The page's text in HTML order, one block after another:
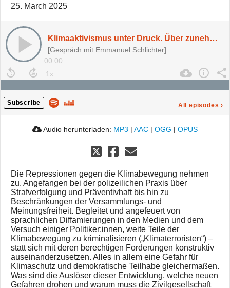
25. March 2025
Klimaaktivismus unter Druck. Über zunehmende Repressionen gegen die Klimabewegung in Deutschland [mit E. Schlichter]
[Gespräch mit Emmanuel Schlichter]
00:00
Subscribe All episodes ›
Audio herunterladen: MP3 | AAC | OGG | OPUS
Die Repressionen gegen die Klimabewegung nehmen
zu. Angefangen bei der polizeilichen Praxis über
Strafverfolgung und Präventivhaft bis hin zu
Beschränkungen der Versammlungs- und
Meinungsfreiheit. Begleitet und angefeuert von
sprachlichen Diffamierungen in den Medien und dem
Versuch einiger Politiker:innen, weite Teile der
Klimabewegung zu kriminalisieren („Klimaterroristen“) –
statt sich mit deren berechtigen Forderungen konstruktiv
auseinanderzusetzen. Alles in allem eine Gefahr für
Klimaschutz und demokratische Teilhabe gleichermaßen.
Was sind die Auslöser dieser Entwicklung, welche neuen
Gefahren drohen und warum muss die Zivilgesellschaft